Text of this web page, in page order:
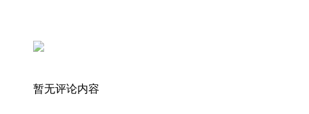
暂无评论内容